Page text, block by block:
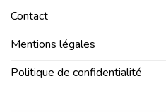
Contact
Mentions légales
Politique de confidentialité